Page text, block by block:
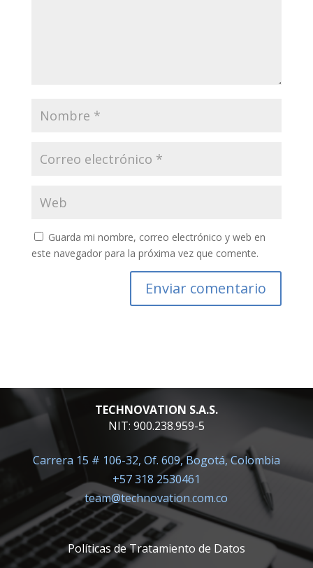
Guarda mi nombre, correo electrónico y web en
este navegador para la próxima vez que comente.
TECHNOVATION S.A.S.
NIT: 900.238.959-5
Carrera 15 # 106-32, Of. 609, Bogotá, Colombia
+57 318 2530461
team@technovation.com.co
Políticas de Tratamiento de Datos